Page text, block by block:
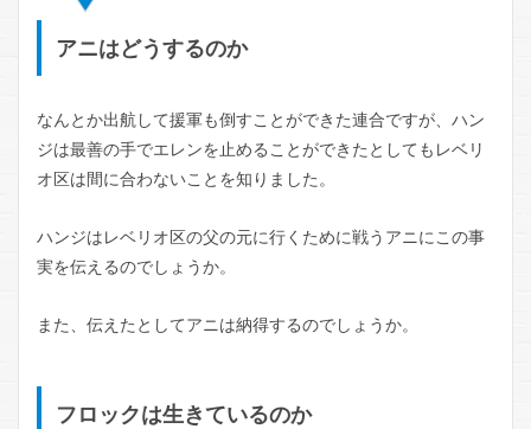
アニはどうするのか
なんとか出航して援軍も倒すことができた連合ですが、ハン
ジは最善の手でエレンを止めることができたとしてもレベリ
オ区は間に合わないことを知りました。
ハンジはレベリオ区の父の元に行くために戦うアニにこの事
実を伝えるのでしょうか。
また、伝えたとしてアニは納得するのでしょうか。
フロックは生きているのか